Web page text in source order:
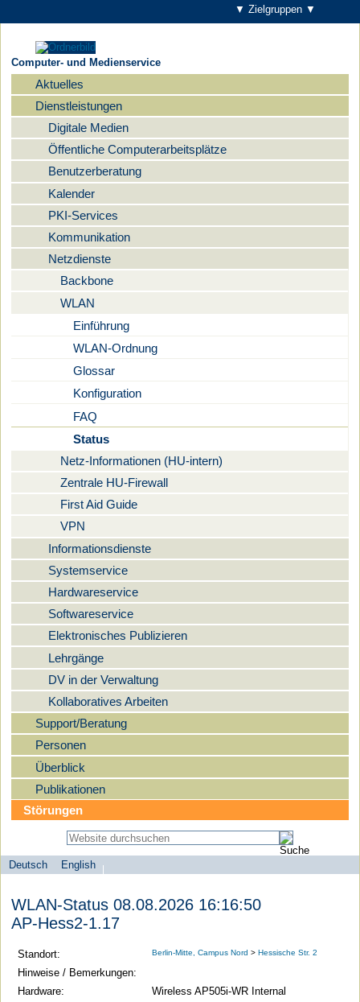
▼ Zielgruppen ▼
Computer- und Medienservice
Navigation
Aktuelles
Dienstleistungen
Digitale Medien
Öffentliche Computerarbeitsplätze
Benutzerberatung
Kalender
PKI-Services
Kommunikation
Netzdienste
Backbone
WLAN
Einführung
WLAN-Ordnung
Glossar
Konfiguration
FAQ
Status
Netz-Informationen (HU-intern)
Zentrale HU-Firewall
First Aid Guide
VPN
Informationsdienste
Systemservice
Hardwareservice
Softwareservice
Elektronisches Publizieren
Lehrgänge
DV in der Verwaltung
Kollaboratives Arbeiten
Support/Beratung
Personen
Überblick
Publikationen
Störungen
Sprachauswahl
Deutsch
English
search-menu
Universität
zu
Berlin
Computer-
WLAN-Status 08.08.2026 16:16:50
AP-Hess2-1.17
Standort: Berlin-Mitte, Campus Nord >Hessische Str. 2
Hinweise / Bemerkungen:
Hardware:
Wireless AP505i-WR Internal